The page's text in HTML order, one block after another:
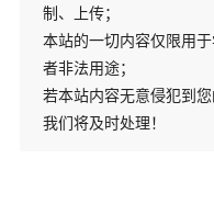
制、上传；
本站的一切内容仅限用
者非法用途；
若本站内容无意侵犯到
我们将及时处理！